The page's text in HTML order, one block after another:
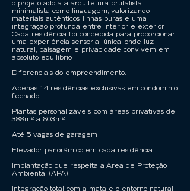
o projeto adota a arquitetura brutalista
minimalista como linguagem, valorizando
materiais autênticos, linhas puras e uma
integração profunda entre interior e exterior.
Cada residência foi concebida para proporcionar
uma experiência sensorial única, onde luz
natural, paisagem e privacidade convivem em
absoluto equilíbrio.
Diferenciais do empreendimento:
Apenas 14 residências exclusivas em condomínio
fechado
Plantas personalizáveis, com áreas privativas de
388m² a 603m²
Até 5 vagas de garagem
Elevador panorâmico em cada residência
Implantação que respeita a Área de Proteção
Ambiental (APA)
Integração total com a mata e o entorno natural